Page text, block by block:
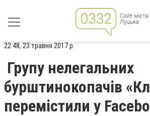
22:48, 23 травня 2017 р.
Групу нелегальних
бурштинокопачів
перемістили у